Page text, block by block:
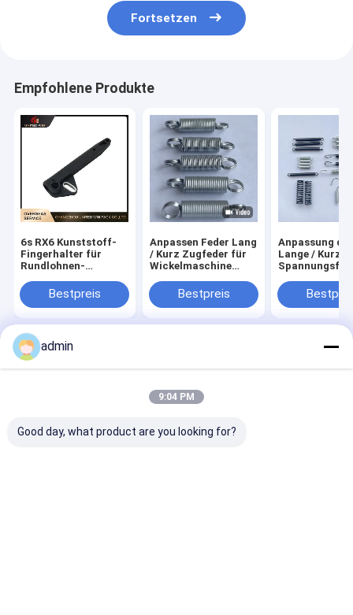
Fortsetzen
Empfohlene Produkte
6s RX6 Kunststoff-
Fingerhalter für
Rundlohnen-
Bestpreis
Anpassen Feder Lang
/ Kurz Zugfeder für
Wickelmaschine
Bestpreis
Anpassung
Lange / Kurze
Kreislaufwebe
Ersatzteile
Startseite
Sitemap
Privacy Policy
Band-Verdrängungs-LinieChina Fabrik.Copyright © 2026
CHANGZHOU UNITED WIN PACK CO.,LTD. All Rights Reserved.
admin
9:04 PM
Good day, what product are you looking for?